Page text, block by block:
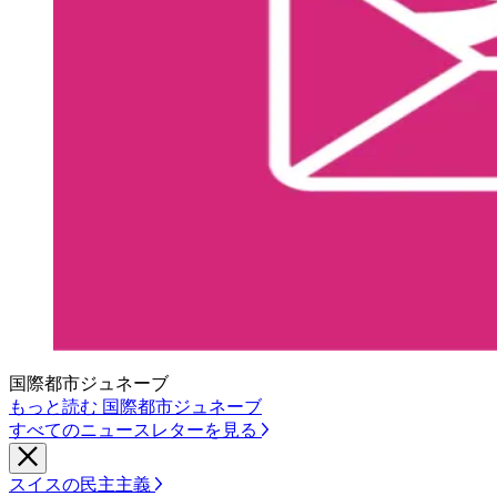
国際都市ジュネーブ
もっと読む 国際都市ジュネーブ
すべてのニュースレターを見る
スイスの民主主義